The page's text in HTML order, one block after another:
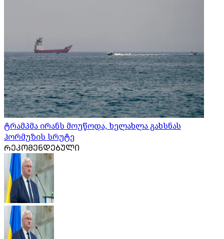
ტრამპმა ირანს მოუწოდა, ხელახლა გახსნას
ჰორმუზის სრუტე
ᲠᲔᲙᲝᲛᲔᲜᲓᲔᲑᲣᲚᲘ